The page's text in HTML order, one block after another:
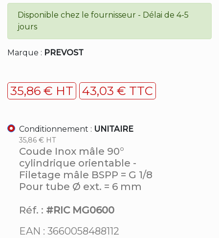
Disponible chez le fournisseur - Délai de 4-5
jours
Marque : PREVOST
35,86 € HT 43,03 € TTC
Conditionnement : UNITAIRE
35,86 € HT
Coude Inox mâle 90°
cylindrique orientable -
Filetage mâle BSPP = G 1/8
Pour tube Ø ext. = 6 mm
Réf. : #RIC MG0600
EAN : 3660058488112